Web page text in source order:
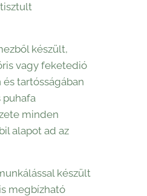
készült,
vagy feketedió
tartósságában
puhafa
minden
alapot ad az
készült
megbízható